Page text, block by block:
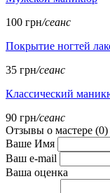
100 грн/сеанс
Покрытие ногтей
35 грн/сеанс
Классический
90 грн/сеанс
Отзывы о мастере (0)
Ваше Имя
Ваш e-mail
Ваша оценка